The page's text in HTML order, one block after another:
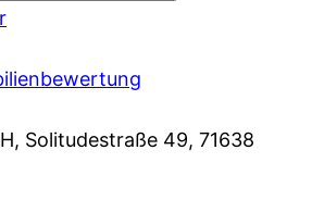
, Solitudestraße 49, 71638